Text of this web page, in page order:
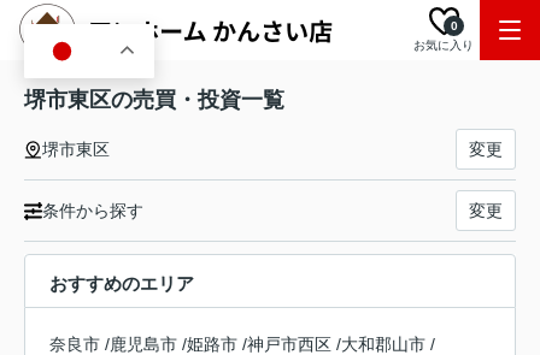
お気に入り
0
堺市東区の売買・投資一覧
堺市東区 変更
条件から探す 変更
おすすめのエリア
奈良市 /鹿児島市 /姫路市 /神戸市西区 /大和郡山市 /